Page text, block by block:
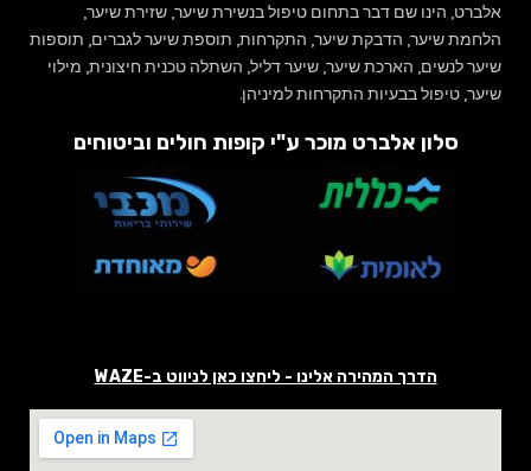
אלברט, הינו שם דבר בתחום טיפול בנשירת שיער, שזירת שיער,
הלחמת שיער, הדבקת שיער, התקרחות, תוספת שיער לגברים, תוספות
שיער לנשים, הארכת שיער, שיער דליל, השתלה טכנית חיצונית, מילוי
שיער, טיפול בבעיות התקרחות למיניהן.
סלון אלברט מוכר ע"י קופות חולים וביטוחים
הדרך המהירה אלינו - ליחצו כאן לניווט ב-WAZE